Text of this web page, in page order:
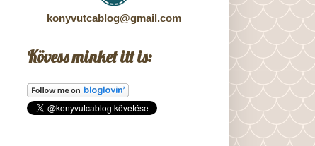
konyvutcablog@gmail.com
Kövess minket itt is: